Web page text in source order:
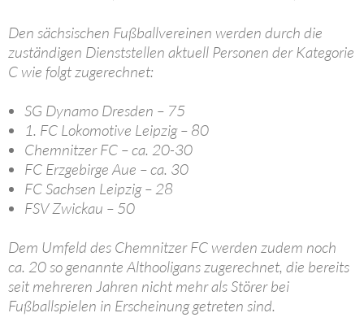
Den sächsischen Fußballvereinen werden durch die
zuständigen Dienststellen aktuell Personen der Kategorie
C wie folgt zugerechnet:
SG Dynamo Dresden – 75
1. FC Lokomotive Leipzig – 80
Chemnitzer FC – ca. 20-30
FC Erzgebirge Aue – ca. 30
FC Sachsen Leipzig – 28
FSV Zwickau – 50
Dem Umfeld des Chemnitzer FC werden zudem noch
ca. 20 so genannte Althooligans zugerechnet, die bereits
seit mehreren Jahren nicht mehr als Störer bei
Fußballspielen in Erscheinung getreten sind.